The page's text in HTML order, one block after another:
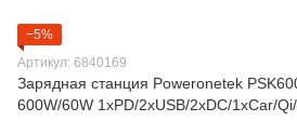
−5%
Артикул: 6840169
Зарядная станция Poweronetek
600W/60W 1xPD/2xUSB/2xDC/1xCar/